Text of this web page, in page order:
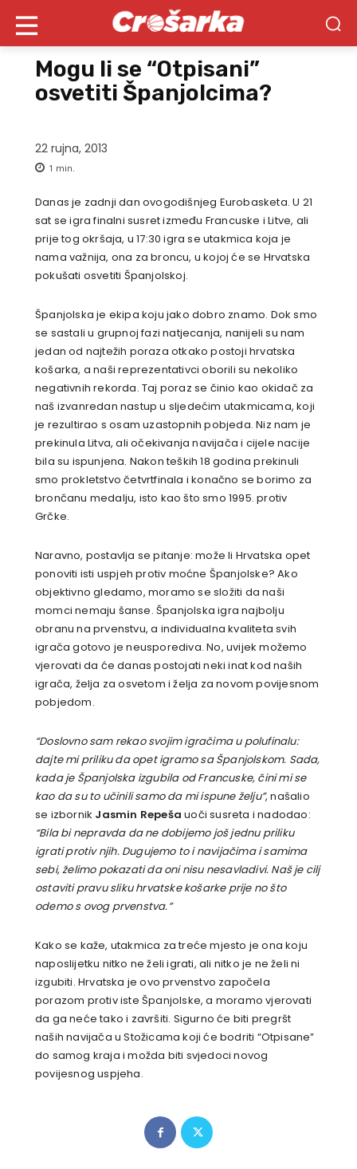
Mogu li se “Otpisani”
osvetiti Španjolcima?
22 rujna, 2013
1 min.
Danas je zadnji dan ovogodišnjeg Eurobasketa. U 21
sat se igra finalni susret između Francuske i Litve, ali
prije tog okršaja, u 17:30 igra se utakmica koja je
nama važnija, ona za broncu, u kojoj će se Hrvatska
pokušati osvetiti Španjolskoj.
Španjolska je ekipa koju jako dobro znamo. Dok smo
se sastali u grupnoj fazi natjecanja, nanijeli su nam
jedan od najtežih poraza otkako postoji hrvatska
košarka, a naši reprezentativci oborili su nekoliko
negativnih rekorda. Taj poraz se činio kao okidač za
naš izvanredan nastup u sljedećim utakmicama, koji
je rezultirao s osam uzastopnih pobjeda. Niz nam je
prekinula Litva, ali očekivanja navijača i cijele nacije
bila su ispunjena. Nakon teških 18 godina prekinuli
smo prokletstvo četvrtfinala i konačno se borimo za
brončanu medalju, isto kao što smo 1995. protiv
Grčke.
Naravno, postavlja se pitanje: može li Hrvatska opet
ponoviti isti uspjeh protiv moćne Španjolske? Ako
objektivno gledamo, moramo se složiti da naši
momci nemaju šanse. Španjolska igra najbolju
obranu na prvenstvu, a individualna kvaliteta svih
igrača gotovo je neusporediva. No, uvijek možemo
vjerovati da će danas postojati neki inat kod naših
igrača, želja za osvetom i želja za novom povijesnom
pobjedom.
“Doslovno sam rekao svojim igračima u polufinalu:
dajte mi priliku da opet igramo sa Španjolskom. Sada,
kada je Španjolska izgubila od Francuske, čini mi se
kao da su to učinili samo da mi ispune želju”, našalio
se izbornik Jasmin Repeša uoči susreta i nadodao:
“Bila bi nepravda da ne dobijemo još jednu priliku
igrati protiv njih. Dugujemo to i navijačima i samima
sebi, želimo pokazati da oni nisu nesavladivi. Naš je cilj
ostaviti pravu sliku hrvatske košarke prije no što
odemo s ovog prvenstva.”
Kako se kaže, utakmica za treće mjesto je ona koju
naposlijetku nitko ne želi igrati, ali nitko je ne želi ni
izgubiti. Hrvatska je ovo prvenstvo započela
porazom protiv iste Španjolske, a moramo vjerovati
da ga neće tako i završiti. Sigurno će biti pregršt
naših navijača u Stožicama koji će bodriti “Otpisane”
do samog kraja i možda biti svjedoci novog
povijesnog uspjeha.